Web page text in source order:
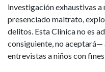
investigación exhaustivas
presenciado maltrato,
delitos. Esta Clínica no es
consiguiente, no aceptará—
entrevistas a niños con